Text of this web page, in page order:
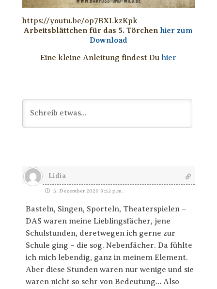
https://youtu.be/op7BXLkzKpk
Arbeitsblättchen für das 5. Törchen hier zum
Download
Eine kleine Anleitung findest Du hier
Lidia
5. Dezember 2020 9:53 p.m.
Basteln, Singen, Sporteln, Theaterspielen –
DAS waren meine Lieblingsfächer, jene
Schulstunden, deretwegen ich gerne zur
Schule ging – die sog. Nebenfächer. Da fühlte
ich mich lebendig, ganz in meinem Element.
Aber diese Stunden waren nur wenige und sie
waren nicht so sehr von Bedeutung… Also